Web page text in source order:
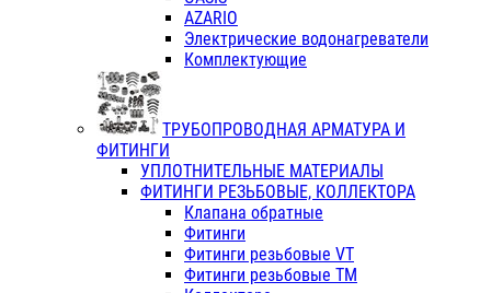
AZARIO
Электрические водонагреватели
Комплектующие
ТРУБОПРОВОДНАЯ АРМАТУРА И
ФИТИНГИ
УПЛОТНИТЕЛЬНЫЕ МАТЕРИАЛЫ
ФИТИНГИ РЕЗЬБОВЫЕ, КОЛЛЕКТОРА
Клапана обратные
Фитинги
Фитинги резьбовые VT
Фитинги резьбовые ТМ